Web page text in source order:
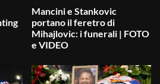
Mancini e Stankovic
portano il feretro di
Mihajlovic: i funerali | FOTO
e VIDEO